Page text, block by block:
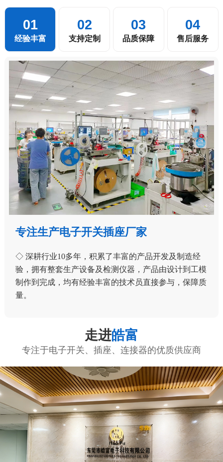
01
经验丰富
02
支持定制
03
品质保障
04
售后服务
专注生产电子开关插座厂家
◇ 深耕行业10多年，积累了丰富的产品开发及制造经
验，拥有整套生产设备及检测仪器，产品由设计到工模
制作到完成，均有经验丰富的技术员直接参与，保障质
量。
走进皓富
专注于电子开关、插座、连接器的优质供应商